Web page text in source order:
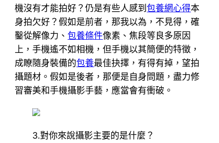
機沒有才能拍好？仍是有些人感到包養網心得本
身拍欠好？假如是前者，那我以為，不見得，確
鑿從解像力、包養條件像素、焦段等良多原因
上，手機遙不如相機，但手機以其簡便的特徵，
成瞭隨身裝備的包養最佳抉擇，有得有掉，望拍
攝題材。假如是後者，那便是自身問題，盡力修
習審美和手機攝影手藝，應當會有衝破。
3.對你來說攝影主要的是什麼？